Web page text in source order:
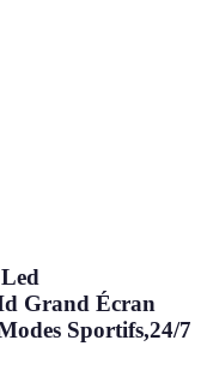
Grand Écran
Sportifs,24/7